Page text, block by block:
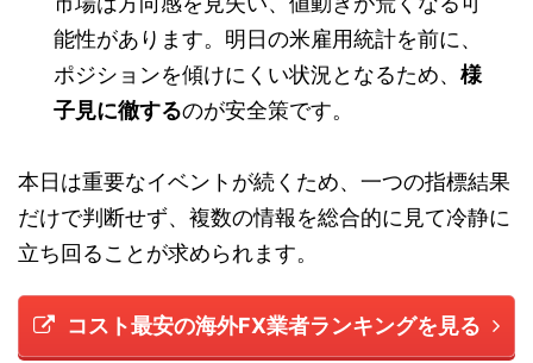
能性があります。明日の米雇用統計を前に、
ポジションを傾けにくい状況となるため、 様
子見に徹するのが安全策です。
本日は重要なイベントが続くため、一つの指標結果
だけで判断せず、複数の情報を総合的に見て冷静に
立ち回ることが求められます。
コスト最安の海外FX業者ランキングを見る